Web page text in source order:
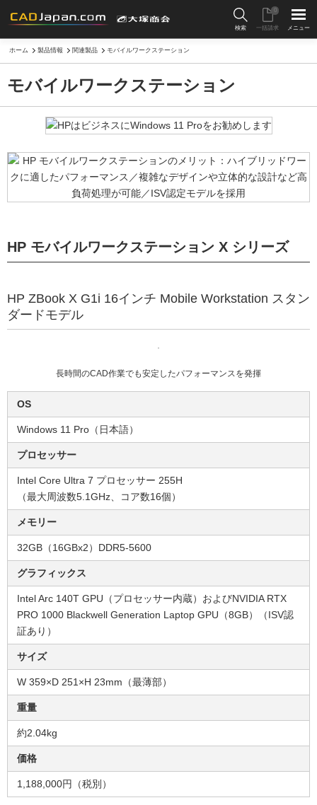
検索 一括請求
0
メニュー
ホーム 製品情報 関連製品 モバイルワークステーション
モバイルワークステーション
HP モバイルワークステーション X シリーズ
HP ZBook X G1i 16インチ Mobile Workstation スタン
ダードモデル
長時間のCAD作業でも安定したパフォーマンスを発揮
OS
Windows 11 Pro（日本語）
プロセッサー
Intel Core Ultra 7 プロセッサー 255H
（最大周波数5.1GHz、コア数16個）​
メモリー
32GB（16GBx2）DDR5-5600​
グラフィックス
Intel Arc 140T GPU（プロセッサー内蔵）およびNVIDIA RTX
PRO 1000 Blackwell Generation Laptop GPU（8GB）（ISV認
証あり）​
サイズ
W 359×D 251×H 23mm（最薄部）
重量
約2.04kg​
価格
1,188,000円（税別）